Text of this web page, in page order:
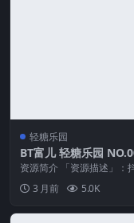
轻糖乐园
BT富儿 轻糖乐园
资源简介 「资源描述」：
富儿 轻糖乐园 NO.008期
「...3 月前 5.0K